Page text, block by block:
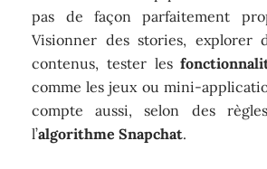
pas de façon parfaitement
Visionner des stories, explorer
contenus, tester les
comme les jeux ou mini-
compte aussi, selon des
l’algorithme Snapchat.